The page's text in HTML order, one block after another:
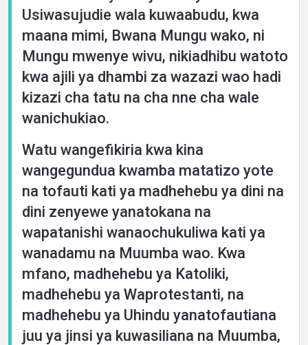
Usiwasujudie wala kuwaabudu, kwa
maana mimi, Bwana Mungu wako, ni
Mungu mwenye wivu, nikiadhibu watoto
kwa ajili ya dhambi za wazazi wao hadi
kizazi cha tatu na cha nne cha wale
wanichukiao.
Watu wangefikiria kwa kina
wangegundua kwamba matatizo yote
na tofauti kati ya madhehebu ya dini na
dini zenyewe yanatokana na
wapatanishi wanaochukuliwa kati ya
wanadamu na Muumba wao. Kwa
mfano, madhehebu ya Katoliki,
madhehebu ya Waprotestanti, na
madhehebu ya Uhindu yanatofautiana
juu ya jinsi ya kuwasiliana na Muumba,